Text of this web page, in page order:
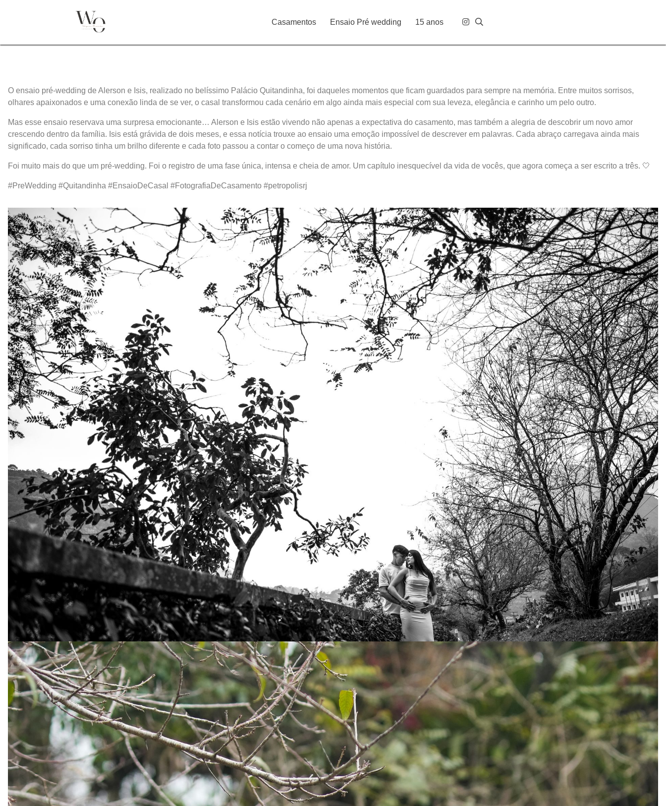
Casamentos Ensaio Pré wedding 15 anos
O ensaio pré-wedding de Alerson e Isis, realizado no belíssimo Palácio Quitandinha, foi daqueles momentos que ficam guardados para sempre na memória. Entre muitos sorrisos,
olhares apaixonados e uma conexão linda de se ver, o casal transformou cada cenário em algo ainda mais especial com sua leveza, elegância e carinho um pelo outro.
Mas esse ensaio reservava uma surpresa emocionante… Alerson e Isis estão vivendo não apenas a expectativa do casamento, mas também a alegria de descobrir um novo amor
crescendo dentro da família. Isis está grávida de dois meses, e essa notícia trouxe ao ensaio uma emoção impossível de descrever em palavras. Cada abraço carregava ainda mais
significado, cada sorriso tinha um brilho diferente e cada foto passou a contar o começo de uma nova história.
Foi muito mais do que um pré-wedding. Foi o registro de uma fase única, intensa e cheia de amor. Um capítulo inesquecível da vida de vocês, que agora começa a ser escrito a três. 🤍
#PreWedding #Quitandinha #EnsaioDeCasal #FotografiaDeCasamento #petropolisrj